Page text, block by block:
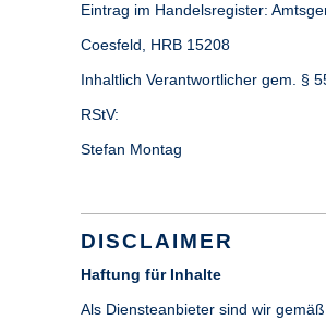
Eintrag im Handelsregister:
Coesfeld, HRB 15208
Inhaltlich Verantwortlicher gem. §
RStV:
Stefan Montag
DISCLAIMER
Haftung für Inhalte
Als Diensteanbieter sind wir gemäß